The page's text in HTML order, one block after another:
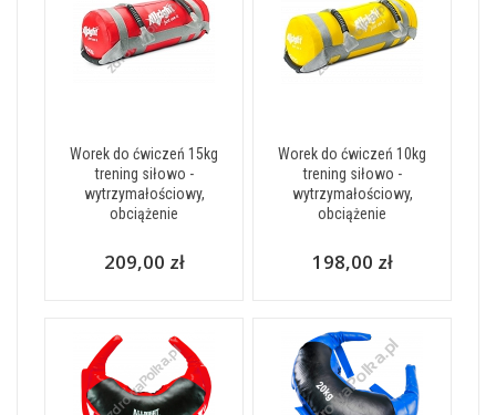
Worek do ćwiczeń 15kg
trening siłowo -
wytrzymałościowy,
obciążenie
209,00 zł
Worek do ćwiczeń 10kg
trening siłowo -
wytrzymałościowy,
obciążenie
198,00 zł